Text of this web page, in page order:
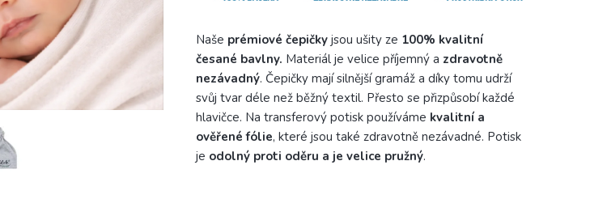
Naše prémiové čepičky jsou ušity ze 100% kvalitní
česané bavlny. Materiál je velice příjemný a zdravotně
nezávadný. Čepičky mají silnější gramáž a díky tomu udrží
svůj tvar déle než běžný textil. Přesto se přizpůsobí každé
hlavičce. Na transferový potisk používáme kvalitní a
ověřené fólie, které jsou také zdravotně nezávadné. Potisk
je odolný proti oděru a je velice pružný.